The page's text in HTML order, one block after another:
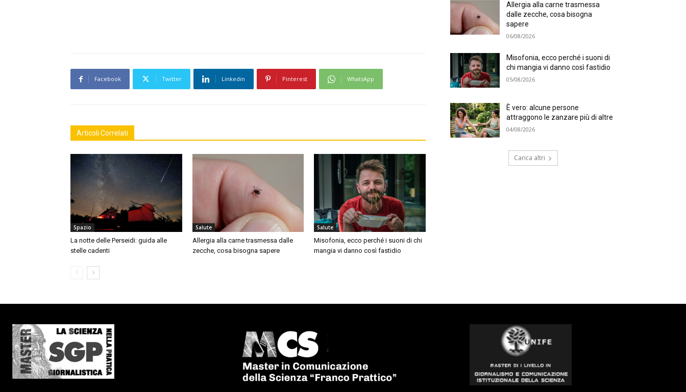
Facebook Twitter Linkedin Pinterest WhatsApp
Articoli Correlati
Spazio
La notte delle Perseidi: guida alle
stelle cadenti
Salute
Allergia alla carne trasmessa dalle
zecche, cosa bisogna sapere
Salute
Misofonia, ecco perché i suoni di chi
mangia vi danno così fastidio
Allergia alla carne trasmessa
dalle zecche, cosa bisogna
sapere
06/08/2026
Misofonia, ecco perché i suoni di
chi mangia vi danno così fastidio
05/08/2026
È vero: alcune persone
attraggono le zanzare più di altre
04/08/2026
Carica altri